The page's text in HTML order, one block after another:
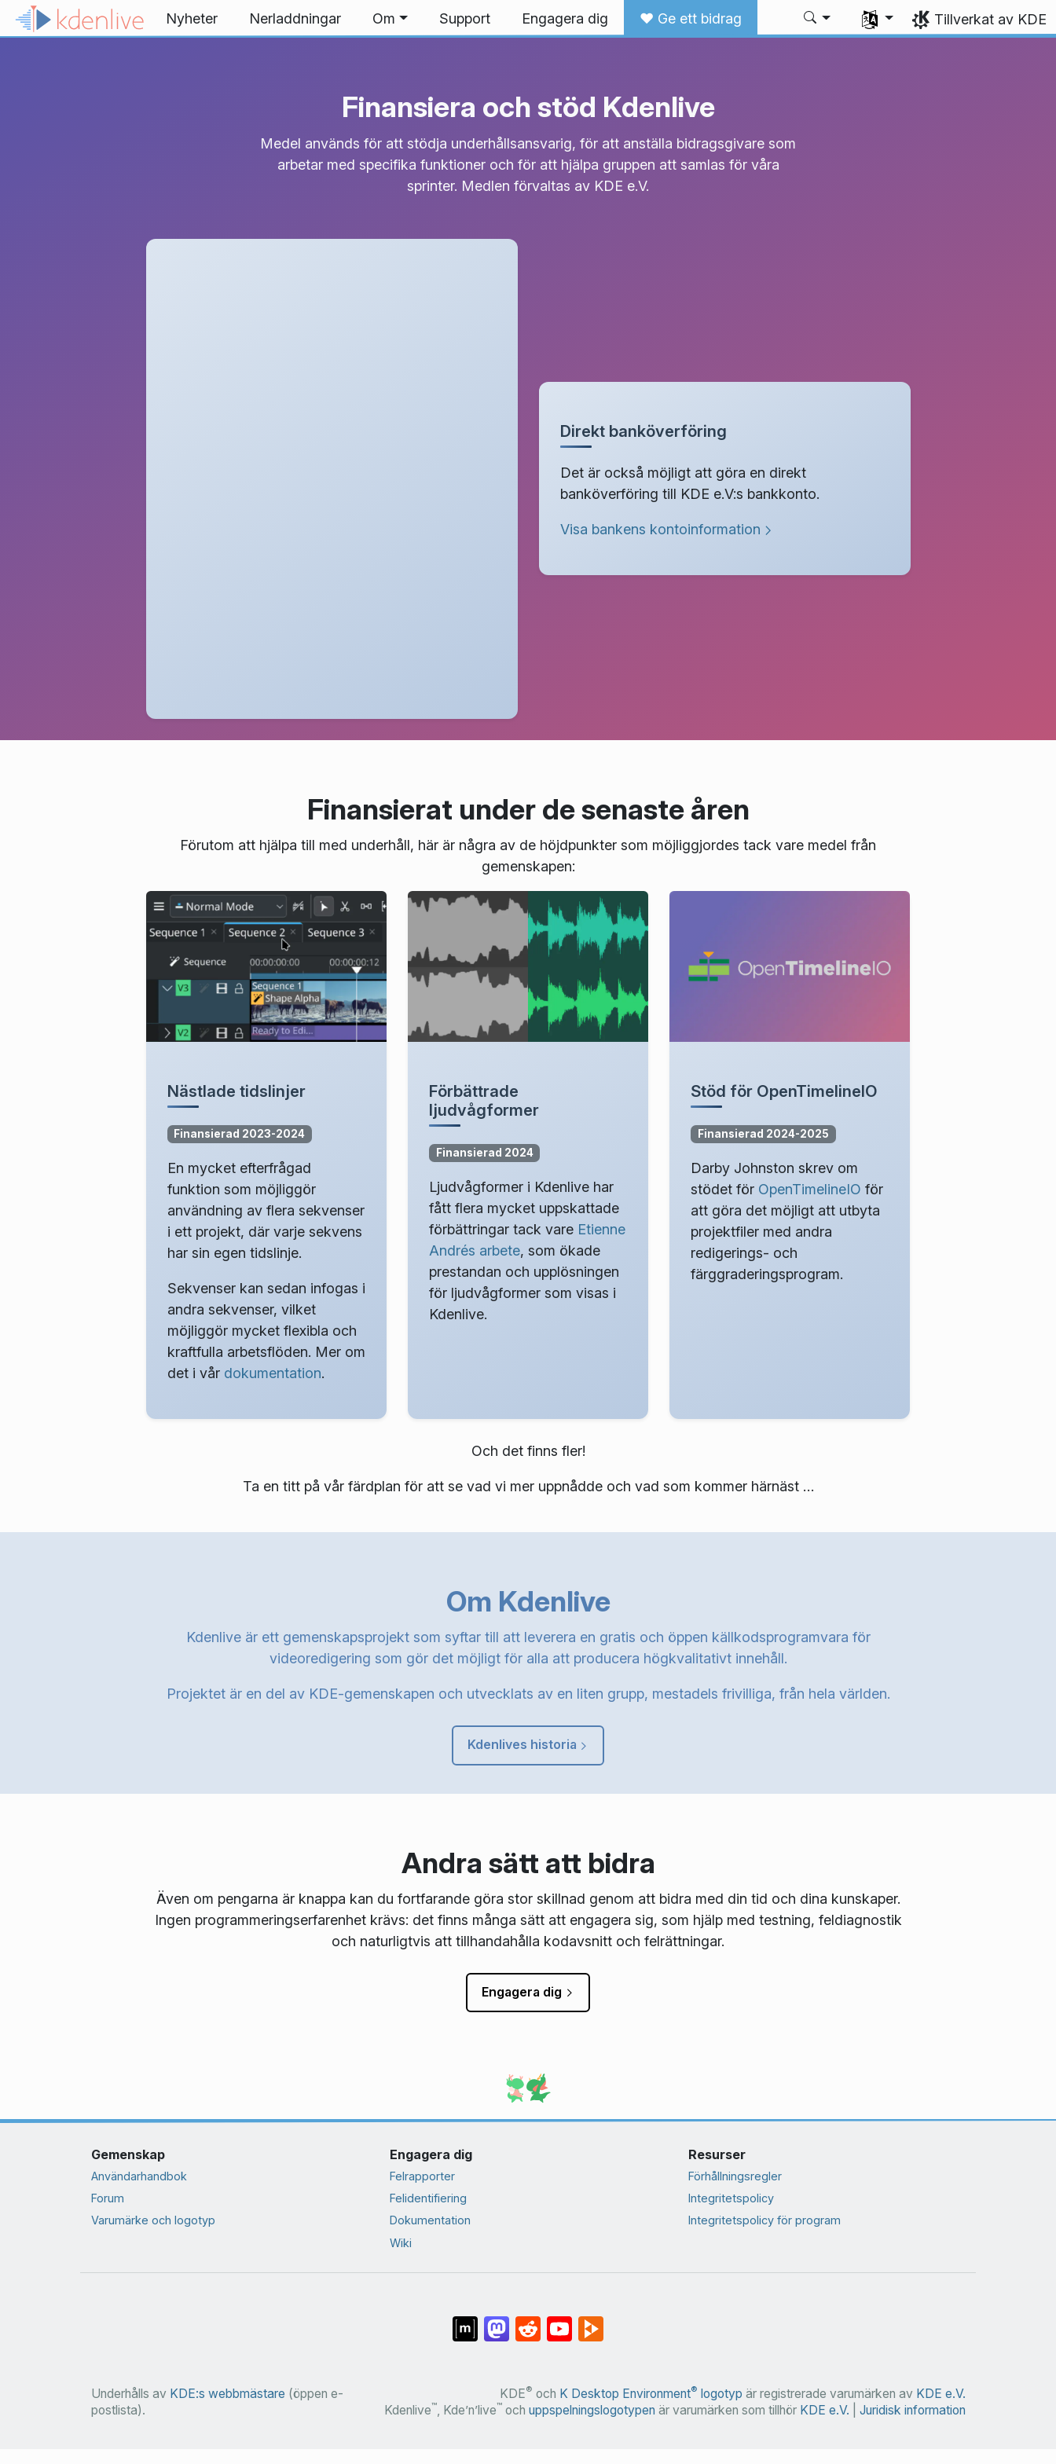
Gå till innehåll
Nyheter Nerladdningar Om Support Engagera dig ❤️ Ge ett bidrag
Välj ditt språk
Tillverkat av KDE
Finansiera och stöd Kdenlive
Medel används för att stödja underhållsansvarig, för att anställa bidragsgivare som
arbetar med specifika funktioner och för att hjälpa gruppen att samlas för våra
sprinter. Medlen förvaltas av KDE e.V.
Direkt banköverföring
Det är också möjligt att göra en direkt
banköverföring till KDE e.V:s bankkonto.
Visa bankens kontoinformation
Finansierat under de senaste åren
Förutom att hjälpa till med underhåll, här är några av de höjdpunkter som möjliggjordes tack vare medel från
gemenskapen:
Nästlade tidslinjer
Finansierad 2023-2024
En mycket efterfrågad
funktion som möjliggör
användning av flera sekvenser
i ett projekt, där varje sekvens
har sin egen tidslinje.
Sekvenser kan sedan infogas i
andra sekvenser, vilket
möjliggör mycket flexibla och
kraftfulla arbetsflöden. Mer om
det i vår dokumentation.
Förbättrade
ljudvågformer
Finansierad 2024
Ljudvågformer i Kdenlive har
fått flera mycket uppskattade
förbättringar tack vare Etienne
Andrés arbete, som ökade
prestandan och upplösningen
för ljudvågformer som visas i
Kdenlive.
Stöd för OpenTimelineIO
Finansierad 2024-2025
Darby Johnston skrev om
stödet för OpenTimelineIO för
att göra det möjligt att utbyta
projektfiler med andra
redigerings- och
färggraderingsprogram.
Och det finns fler!
Ta en titt på vår färdplan för att se vad vi mer uppnådde och vad som kommer härnäst …
Om Kdenlive
Kdenlive är ett gemenskapsprojekt som syftar till att leverera en gratis och öppen källkodsprogramvara för
videoredigering som gör det möjligt för alla att producera högkvalitativt innehåll.
Projektet är en del av KDE-gemenskapen och utvecklats av en liten grupp, mestadels frivilliga, från hela världen.
Kdenlives historia
Andra sätt att bidra
Även om pengarna är knappa kan du fortfarande göra stor skillnad genom att bidra med din tid och dina kunskaper.
Ingen programmeringserfarenhet krävs: det finns många sätt att engagera sig, som hjälp med testning, feldiagnostik
och naturligtvis att tillhandahålla kodavsnitt och felrättningar.
Engagera dig
Gemenskap
Användarhandbok
Forum
Varumärke och logotyp
Engagera dig
Felrapporter
Felidentifiering
Dokumentation
Wiki
Resurser
Förhållningsregler
Integritetspolicy
Integritetspolicy för program
Underhålls av KDE:s webbmästare (öppen e-
postlista).
KDE® och K Desktop Environment® logotyp är registrerade varumärken av KDE e.V.
Kdenlive™, Kde’n’live™och uppspelningslogotypen är varumärken som tillhör KDE e.V. Juridisk information